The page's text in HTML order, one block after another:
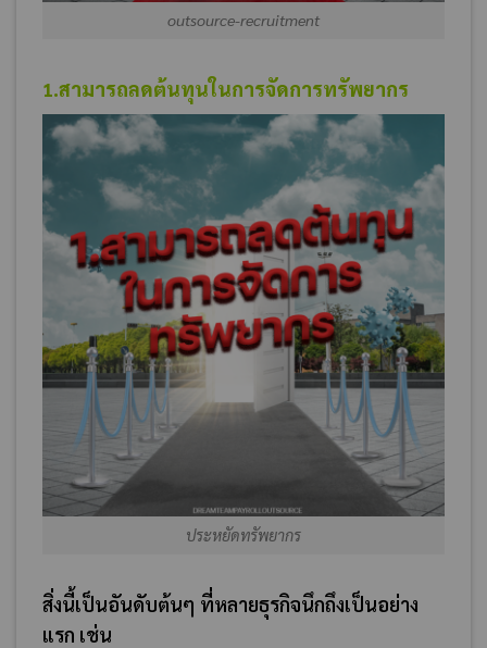
outsource-recruitment
1.สามารถลดต้นทุนในการจัดการทรัพยากร
ประหยัดทรัพยากร
สิ่งนี้เป็นอันดับต้นๆ ที่หลายธุรกิจนึกถึงเป็นอย่าง
แรก เช่น